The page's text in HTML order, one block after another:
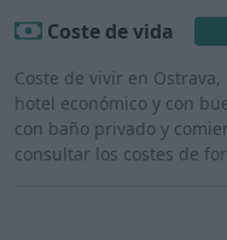
Coste de vida
Coste de vivir en
hotel económico y con
con baño privado y
consultar los costes de